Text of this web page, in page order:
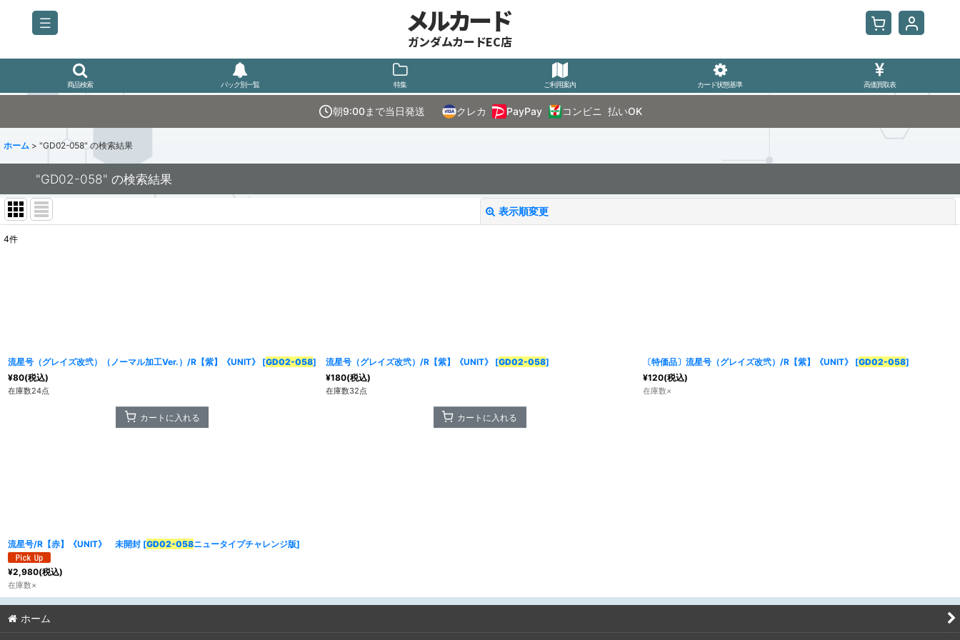
メルカード
ガンダムカードEC店
商品検索 パック別一覧 特集 ご利用案内 カード状態基準 高価買取表
朝9:00まで当日発送 クレカ PayPay コンビニ 払いOK
ホーム > "GD02-058"の検索結果
"GD02-058" の検索結果
表示順変更
カテゴリ:
4件
流星号（グレイズ改弐）（ノーマル加工Ver.）/R【紫】《UNIT》 [GD02-058]
¥80(税込)
在庫数24点
カートに入れる
流星号（グレイズ改弐）/R【紫】《UNIT》 [GD02-058]
¥180(税込)
在庫数32点
カートに入れる
〔特価品〕流星号（グレイズ改弐）/R【紫】《UNIT》 [GD02-058]
¥120(税込)
在庫数×
流星号/R【赤】《UNIT》 未開封 [GD02-058ニュータイプチャレンジ版]
¥2,980(税込)
在庫数×
ホーム